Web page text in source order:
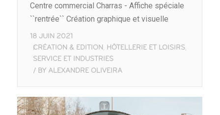
Centre commercial Charras - Affiche spéciale
``rentrée`` Création graphique et visuelle
18 JUIN 2021
CRÉATION & EDITION , HÔTELLERIE ET LOISIRS,
SERVICE ET INDUSTRIES
BY ALEXANDRE OLIVEIRA